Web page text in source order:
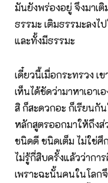
มันยังพร่องอยู่ จึงมาเ
ธรรมะ เติมธรรมะลง
และทั้งมีธรรมะ
เดี๋ยวนี้เมื่อกระทรวง เ
เห็นได้ชัดว่ามาหาเอา
สิ ก็สะดวกอะ ก็เรียนกั
หลักสูตรออกมาให้ถึง
ชนิดดี ชนิดเต็ม ไม่ใช่
ไม่รู้กี่สิบครั้งแล้วว่ากา
เพราะฉะนั้นคนในโลก